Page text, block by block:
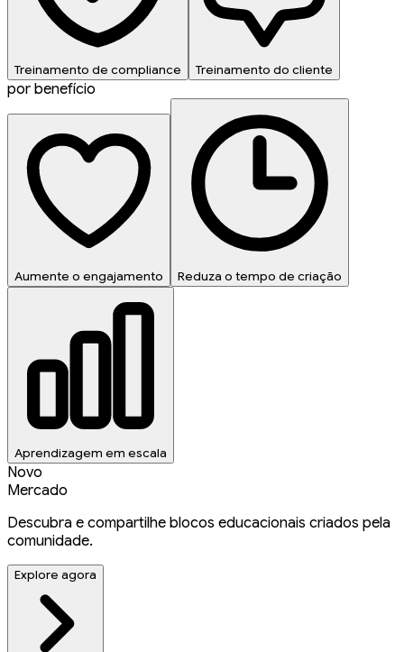
Treinamento de compliance Treinamento do cliente
por benefício
Aumente o engajamento Reduza o tempo de criação
Aprendizagem em escala
Novo
Mercado
Descubra e compartilhe blocos educacionais criados pela
comunidade.
Explore agora